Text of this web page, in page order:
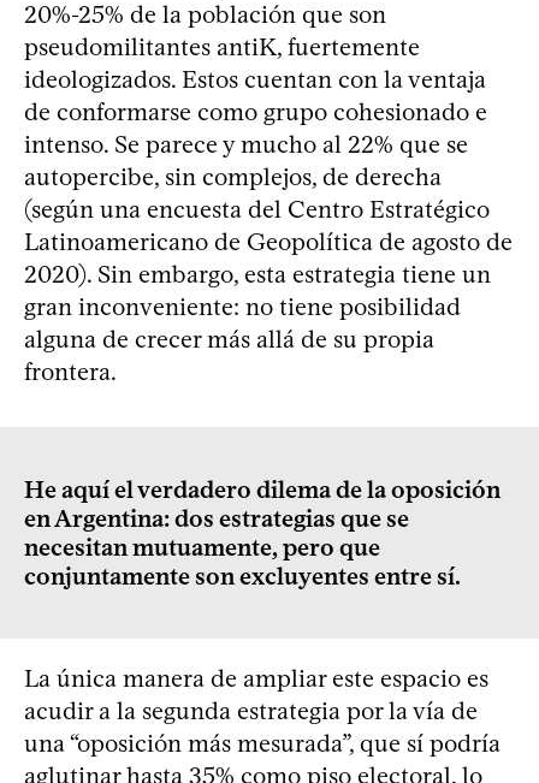
20%-25% de la población que son
pseudomilitantes antiK, fuertemente
ideologizados. Estos cuentan con la ventaja
de conformarse como grupo cohesionado e
intenso. Se parece y mucho al 22% que se
autopercibe, sin complejos, de derecha
(según una encuesta del Centro Estratégico
Latinoamericano de Geopolítica de agosto de
2020). Sin embargo, esta estrategia tiene un
gran inconveniente: no tiene posibilidad
alguna de crecer más allá de su propia
frontera.
He aquí el verdadero dilema de la oposición
en Argentina: dos estrategias que se
necesitan mutuamente, pero que
conjuntamente son excluyentes entre sí.
La única manera de ampliar este espacio es
acudir a la segunda estrategia por la vía de
una “oposición más mesurada”, que sí podría
aglutinar hasta 35% como piso electoral, lo